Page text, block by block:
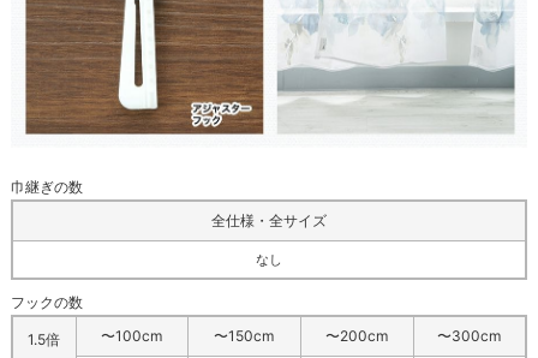
巾継ぎの数
全仕様・全サイズ
なし
フックの数
1.5倍
〜100cm 〜150cm 〜200cm 〜300cm